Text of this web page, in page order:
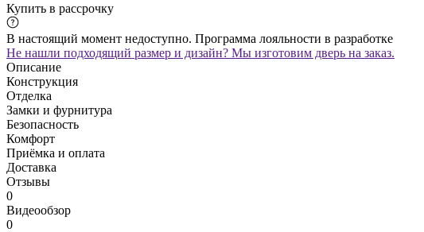
Купить в рассрочку
В настоящий момент недоступно. Программа лояльности в разработке
Не нашли подходящий размер и дизайн? Мы изготовим дверь на заказ.
Описание
Конструкция
Отделка
Замки и фурнитура
Безопасность
Комфорт
Приёмка и оплата
Доставка
Отзывы
0
Видеообзор
0